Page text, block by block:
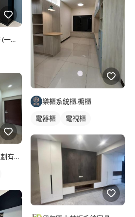
一如設計丨室內裝修 (一如室內設計有限公司)
瑭億室內裝修空間規劃有限公司
樂櫃系統櫃.櫥櫃
電器櫃 電視櫃